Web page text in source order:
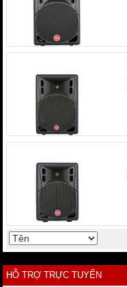
HỖ TRỢ TRỰC TUYẾN